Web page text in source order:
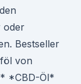
oder
Bestseller
von
*CBD-Öl*